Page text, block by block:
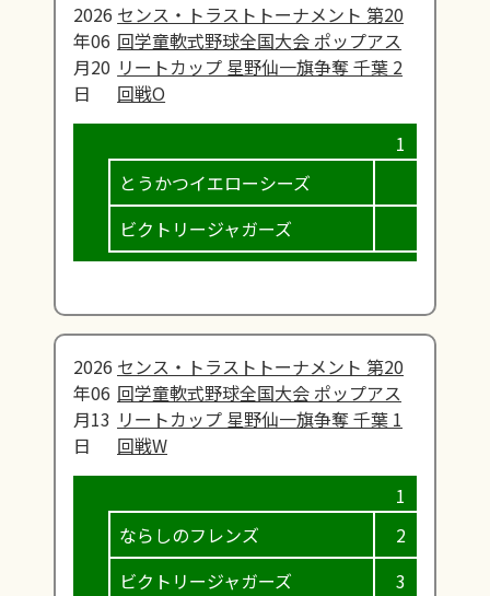
2026
年06
月20
日
センス・トラストトーナメント 第20
回学童軟式野球全国大会 ポップアス
リートカップ 星野仙一旗争奪 千葉 2
回戦O
とうかつイエローシーズ
ビクトリージャガーズ
2026
年06
月13
日
センス・トラストトーナメント 第20
回学童軟式野球全国大会 ポップアス
リートカップ 星野仙一旗争奪 千葉 1
回戦W
ならしのフレンズ
ビクトリージャガーズ
2
3